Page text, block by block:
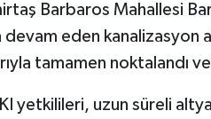
Barbaros Mahallesi
devam eden kanalizasyon
tamamen noktalandı
yetkilileri, uzun süreli